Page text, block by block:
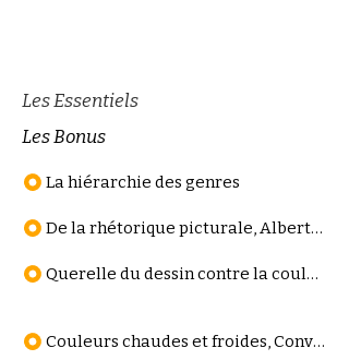
Les Essentiels
Les Bonus
La hiérarchie des genres
De la rhétorique picturale, Alberti - Baxandall
Querelle du dessin contre la couleur, Paris, 1671-1672
Couleurs chaudes et froides, Convention